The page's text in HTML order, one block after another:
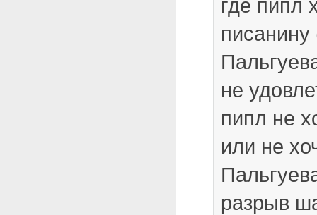
где пипл
писанину
не
пипл не
или не
разрыв